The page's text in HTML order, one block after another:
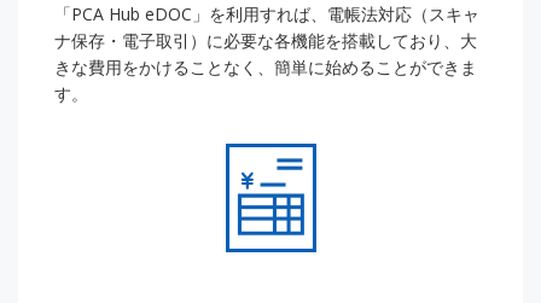
「PCA Hub eDOC」を利用すれば、電帳法対応（スキャ
ナ保存・電子取引）に必要な各機能を搭載しており、大
きな費用をかけることなく、簡単に始めることができま
す。